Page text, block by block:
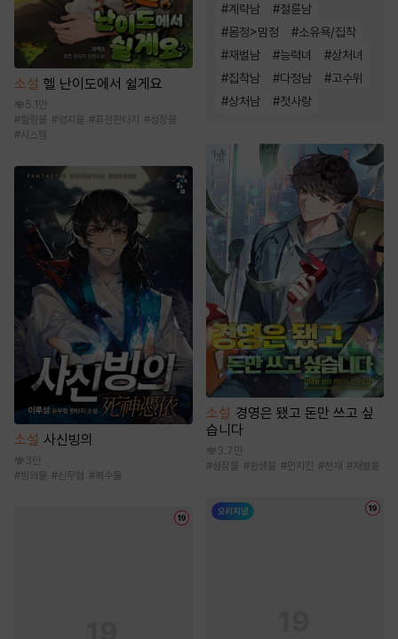
소설 헬 난이도에서 쉴게요
5.1만
# 힐링물 #영지물 #퓨전판타지 #성장물
#시스템
소설 사신빙의
3만
#빙의물 #신무협 #복수물
#계략남 #절륜남
#몸정>맘정 #소유욕/집착
#재벌남 #능력녀 #상처녀
#집착남 #다정남 #고수위
#상처남 #첫사랑
소설 경영은 됐고 돈만 쓰고 싶
습니다
3.7만
#성장물 #환생물 #먼치킨 #천재 #재벌물